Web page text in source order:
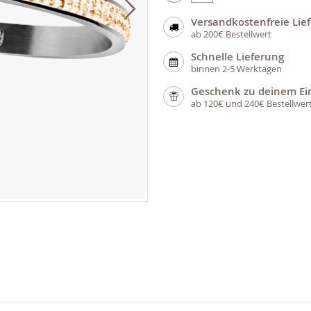
Versandkostenfreie
ab 200€ Bestellwert
Schnelle Lieferung
binnen 2-5 Werktagen
Geschenk zu deinem
ab 120€ und 240€